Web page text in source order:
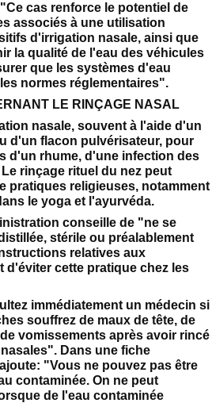
cas renforce le potentiel de
associés à une utilisation
d'irrigation nasale, ainsi que
la qualité de l'eau des véhicules
que les systèmes d'eau
normes réglementaires".
LE RINÇAGE NASAL
nasale, souvent à l'aide d'un
d'un flacon pulvérisateur, pour
d'un rhume, d'une infection des
rinçage rituel du nez peut
pratiques religieuses, notamment
le yoga et l'ayurvéda.
conseille de "ne se
stérile ou préalablement
relatives aux
cette pratique chez les
immédiatement un médecin si
souffrez de maux de tête, de
vomissements après avoir rincé
Dans une fiche
"Vous ne pouvez pas être
contaminée. On ne peut
de l'eau contaminée